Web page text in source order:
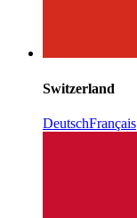
Switzerland
DeutschFrançais